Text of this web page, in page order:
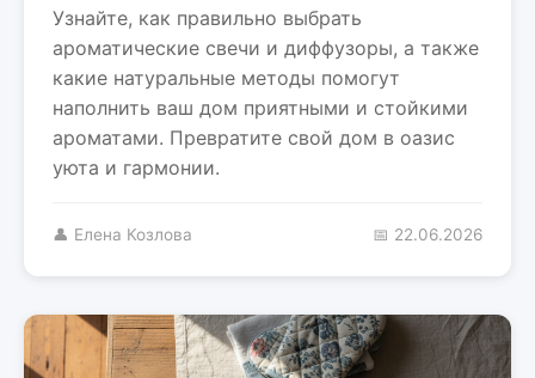
Узнайте, как правильно выбрать
ароматические свечи и диффузоры, а также
какие натуральные методы помогут
наполнить ваш дом приятными и стойкими
ароматами. Превратите свой дом в оазис
уюта и гармонии.
👤 Елена Козлова 📅 22.06.2026